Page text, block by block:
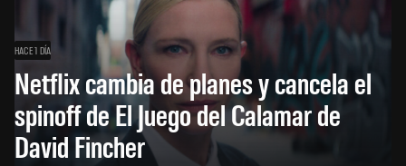
HACE 1 DÍA
Netflix cambia de planes y cancela el
spinoff de El Juego del Calamar de
David Fincher